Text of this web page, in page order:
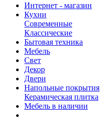
Интернет - магазин
Кухни
Современные
Классические
Бытовая техника
Мебель
Свет
Декор
Двери
Напольные покрытия
Керамическая плитка
Мебель в наличии